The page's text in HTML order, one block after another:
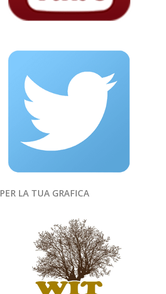
PER LA TUA GRAFICA